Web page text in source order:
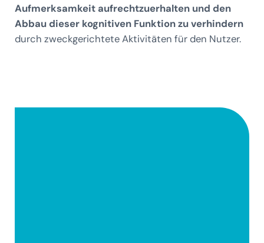
Aufmerksamkeit aufrechtzuerhalten und den
Abbau dieser kognitiven Funktion zu verhindern
durch zweckgerichtete Aktivitäten für den Nutzer.